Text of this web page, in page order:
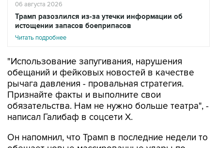
06 августа 2026
Трамп разозлился из-за утечки информации об
истощении запасов боеприпасов
Читать подробнее
"Использование запугивания, нарушения
обещаний и фейковых новостей в качестве
рычага давления - провальная стратегия.
Признайте факты и выполните свои
обязательства. Нам не нужно больше театра", -
написал Галибаф в соцсети X.
Он напомнил, что Трамп в последние недели то